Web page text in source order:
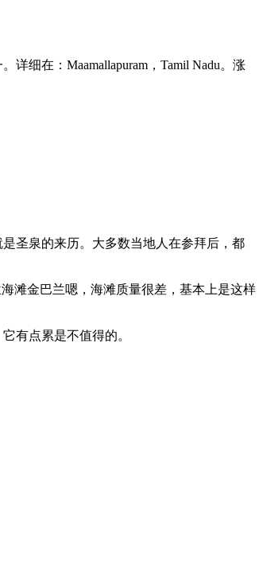
细在：Maamallapuram，Tamil Nadu。涨
圣泉的来历。大多数当地人在参拜后，都
滩金巴兰嗯，海滩质量很差，基本上是这样
有点累是不值得的。